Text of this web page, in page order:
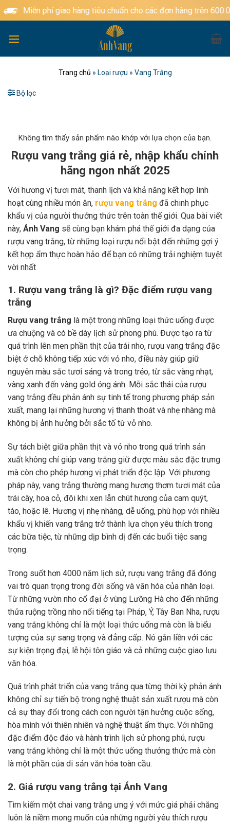
Bỏ
qua
dung
Miễn phí giao hàng tiêu chuẩn cho các đơn hàng trên 600.000đ
Trang chủ » Loại rượu » Vang Trắng
Bộ lọc
Không tìm thấy sản phẩm nào khớp với lựa chọn của bạn.
Rượu vang trắng giá rẻ, nhập khẩu chính
hãng ngon nhất 2025
Với hương vị tươi mát, thanh lịch và khả năng kết hợp linh
hoạt cùng nhiều món ăn, rượu vang trắng đã chinh phục
khẩu vị của người thưởng thức trên toàn thế giới. Qua bài viết
này, Ánh Vang sẽ cùng bạn khám phá thế giới đa dạng của
rượu vang trắng, từ những loại rượu nổi bật đến những gợi ý
kết hợp ẩm thực hoàn hảo để bạn có những trải nghiệm tuyệt
vời nhất
1. Rượu vang trắng là gì? Đặc điểm rượu vang
trắng
Rượu vang trắng là một trong những loại thức uống được
ưa chuộng và có bề dày lịch sử phong phú. Được tạo ra từ
quá trình lên men phần thịt của trái nho, rượu vang trắng đặc
biệt ở chỗ không tiếp xúc với vỏ nho, điều này giúp giữ
nguyên màu sắc tươi sáng và trong trẻo, từ sắc vàng nhạt,
vàng xanh đến vàng gold óng ánh. Mỗi sắc thái của rượu
vang trắng đều phản ánh sự tinh tế trong phương pháp sản
xuất, mang lại những hương vị thanh thoát và nhẹ nhàng mà
không bị ảnh hưởng bởi sắc tố từ vỏ nho.
Sự tách biệt giữa phần thịt và vỏ nho trong quá trình sản
xuất không chỉ giúp vang trắng giữ được màu sắc đặc trưng
mà còn cho phép hương vị phát triển độc lập. Với phương
pháp này, vang trắng thường mang hương thơm tươi mát của
trái cây, hoa cỏ, đôi khi xen lẫn chút hương của cam quýt,
táo, hoặc lê. Hương vị nhẹ nhàng, dễ uống, phù hợp với nhiều
khẩu vị khiến vang trắng trở thành lựa chọn yêu thích trong
các bữa tiệc, từ những dịp bình dị đến các buổi tiệc sang
trọng.
Trong suốt hơn 4000 năm lịch sử, rượu vang trắng đã đóng
vai trò quan trọng trong đời sống và văn hóa của nhân loại.
Từ những vườn nho cổ đại ở vùng Lưỡng Hà cho đến những
thửa ruộng trồng nho nổi tiếng tại Pháp, Ý, Tây Ban Nha, rượu
vang trắng không chỉ là một loại thức uống mà còn là biểu
tượng của sự sang trọng và đẳng cấp. Nó gắn liền với các
sự kiện trọng đại, lễ hội tôn giáo và cả những cuộc giao lưu
văn hóa.
Quá trình phát triển của vang trắng qua từng thời kỳ phản ánh
không chỉ sự tiến bộ trong nghệ thuật sản xuất rượu mà còn
cả sự thay đổi trong cách con người tận hưởng cuộc sống,
hòa mình với thiên nhiên và nghệ thuật ẩm thực. Với những
đặc điểm độc đáo và hành trình lịch sử phong phú, rượu
vang trắng không chỉ là một thức uống thưởng thức mà còn
là một phần của di sản văn hóa toàn cầu.
2. Giá rượu vang trắng tại Ánh Vang
Tìm kiếm một chai vang trắng ưng ý với mức giá phải chăng
luôn là niềm mong muốn của những người yêu thích rượu